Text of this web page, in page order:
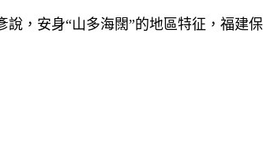
，安身“山多海闊”的地區特征，福建